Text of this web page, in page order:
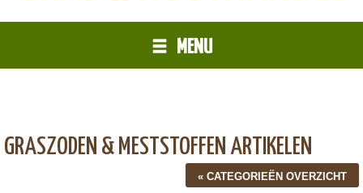
MENU
GRASZODEN & MESTSTOFFEN ARTIKELEN